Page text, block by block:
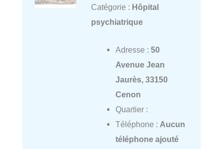
Catégorie : Hôpital
psychiatrique
Adresse : 50
Avenue Jean
Jaurès, 33150
Cenon
Quartier :
Téléphone : Aucun
téléphone ajouté